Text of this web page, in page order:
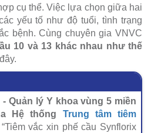
cụ thể. Việc lựa chọn giữa hai
yếu tố như độ tuổi, tình trạng
bệnh. Cùng chuyên gia VNVC
10 và 13 khác nhau như thế
Quản lý Y khoa vùng 5 miền
Hệ thống Trung tâm tiêm
vắc xin phế cầu Synflorix